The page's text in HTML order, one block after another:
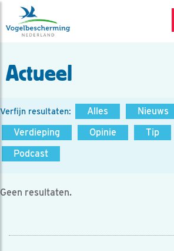
Actueel
Verfijn resultaten: Alles Nieuws
Verdieping
Opinie Tip
Podcast
Geen resultaten.